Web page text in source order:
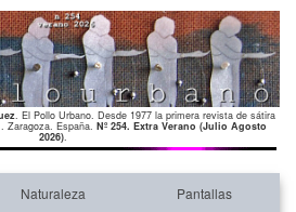
. El Pollo Urbano. Desde 1977 la primera revista de sátira
Zaragoza. España. Nº 254. Extra Verano (Julio Agosto
2026).
Naturaleza Pantallas